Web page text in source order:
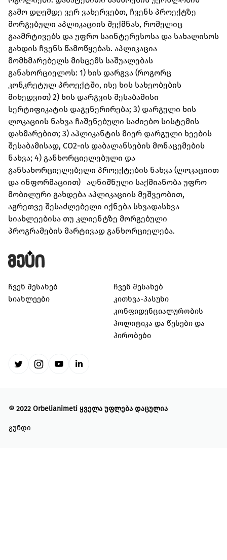
გამო დღემდე ვერ ვახერვებთ, ჩვენს პროექტზე
მორგებული აპლიკაციის შექმნას, რომელიც
გაამრტივებს და უფრო საინტერესოსა და სახალისოს
გახდის ჩვენს წამოწყებას. აპლიკაცია
მომხმარებელს მისცემს საშუალებას
განახორციელოს: 1) ხის დარგვა (როგორც
კონკრეტულ პროექტში, ისე ხის სახეობების
მიხედვით) 2) ხის დარგვის შესაბამისი
სერტიფიკატის დაგენერირება; 3) დარგული ხის
ლოკაციის ნახვა ჩაშენებული საძიებო სისტემის
დახმარებით; 3) აპლიკანტის მიერ დარგული ხეების
შესაბამისად, CO2-ის დაბალანსების მონაცემების
ნახვა; 4) განხორციელებული და
განსახორციელებელი პროექტების ნახვა (ლოკაციით
და ინფორმაციით) აღნიშნული საქმიანობა უფრო
მობილური გახდება აპლიკაციის მეშვეობით,
აგრეთვე შესაძლებელი იქნება სხვადასხვა
სიახლეებისა თუ კლიენტზე მორგებული
პროგრამების მარტივად განხორციელება.
ჩვენ შესახებ
სიახლეები
ჩვენ შესახებ
კითხვა-პასუხი
კონფიდენციალურობის
პოლიტიკა და წესები და
პირობები
© 2022 Orbelianimeti ყველა უფლება დაცულია
გუნდი